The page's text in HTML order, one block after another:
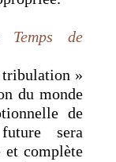
Temps de
tribulation »
du monde
de
sera
et complète